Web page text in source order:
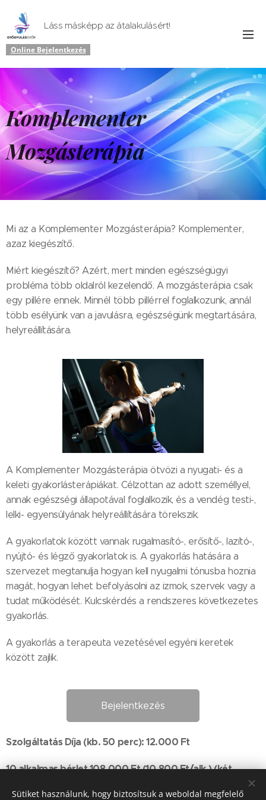
Láss másképp az átalakulásért!
Online Bejelentkezés
Komplementer
Mozgásterápia
Mi az a Komplementer Mozgásterápia? Komplementer,
azaz kiegészítő.
Miért kiegészítő? Azért, mert minden egészségügyi
probléma több oldalról kezelendő. A mozgásterápia csak
egy pillére ennek. Minnél több pillérrel foglalkozunk, annál
több esélyünk van a javulásra, egészségünk megtartására,
helyreállítására.
A Komplementer Mozgásterápia ötvözi a nyugati- és a
keleti gyakorlásterápiákat. Célzottan az adott személlyel,
annak egészségi állapotával foglalkozik, és a vendég testi-,
lelki- egyensúlyának helyreállítására törekszik.
A gyakorlatok között vannak rugalmasító-, erősítő-, lazító-,
nyújtó- és légző gyakorlatok is. A gyakorlás hatására a
szervezet megtanulja hogyan kell nyugalmi tónusba hoznia
magát, hogyan lehet befolyásolni az izmok, szervek vagy a
tudat működését. Kulcskérdés a rendszeres következetes
gyakorlás.
A gyakorlás a terapeuta vezetésével egyéni keretek
között zajlik.
Bejelentkezés
Szolgáltatás Díja (kb. 50 perc): 12.000 Ft
10 alkalmas bérlet 108.000 Ft (10.800 Ft/alk.) (két
Sütiket használunk, hogy biztosítsuk a weboldal megfelelő